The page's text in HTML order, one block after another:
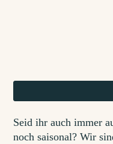
Seid ihr auch immer
noch saisonal? Wir